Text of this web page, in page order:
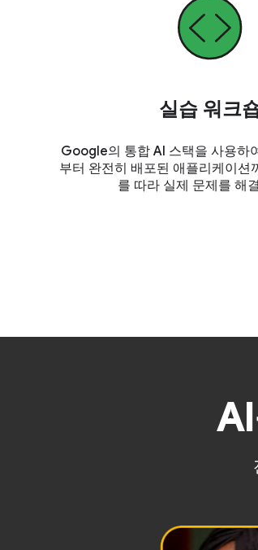
실습 워크
Google의 통합 AI 스택을 사용하
부터 완전히 배포된 애플리케이션
를 따라 실제 문제를 해